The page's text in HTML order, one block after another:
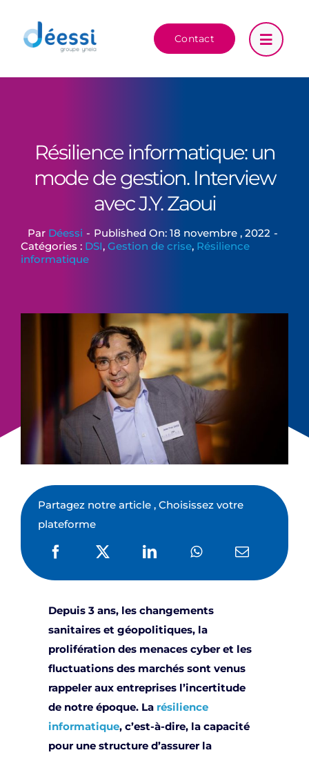
contenu
Contact
Résilience informatique: un
mode de gestion. Interview
avec J.Y. Zaoui
Par Déessi - Published On: 18 novembre , 2022 -
Catégories : DSI, Gestion de crise, Résilience
informatique
Partagez notre article , Choisissez votre
plateforme
Depuis 3 ans, les changements
sanitaires et géopolitiques, la
prolifération des menaces cyber et les
fluctuations des marchés sont venus
rappeler aux entreprises l’incertitude
de notre époque. La résilience
informatique, c’est-à-dire, la capacité
pour une structure d’assurer la